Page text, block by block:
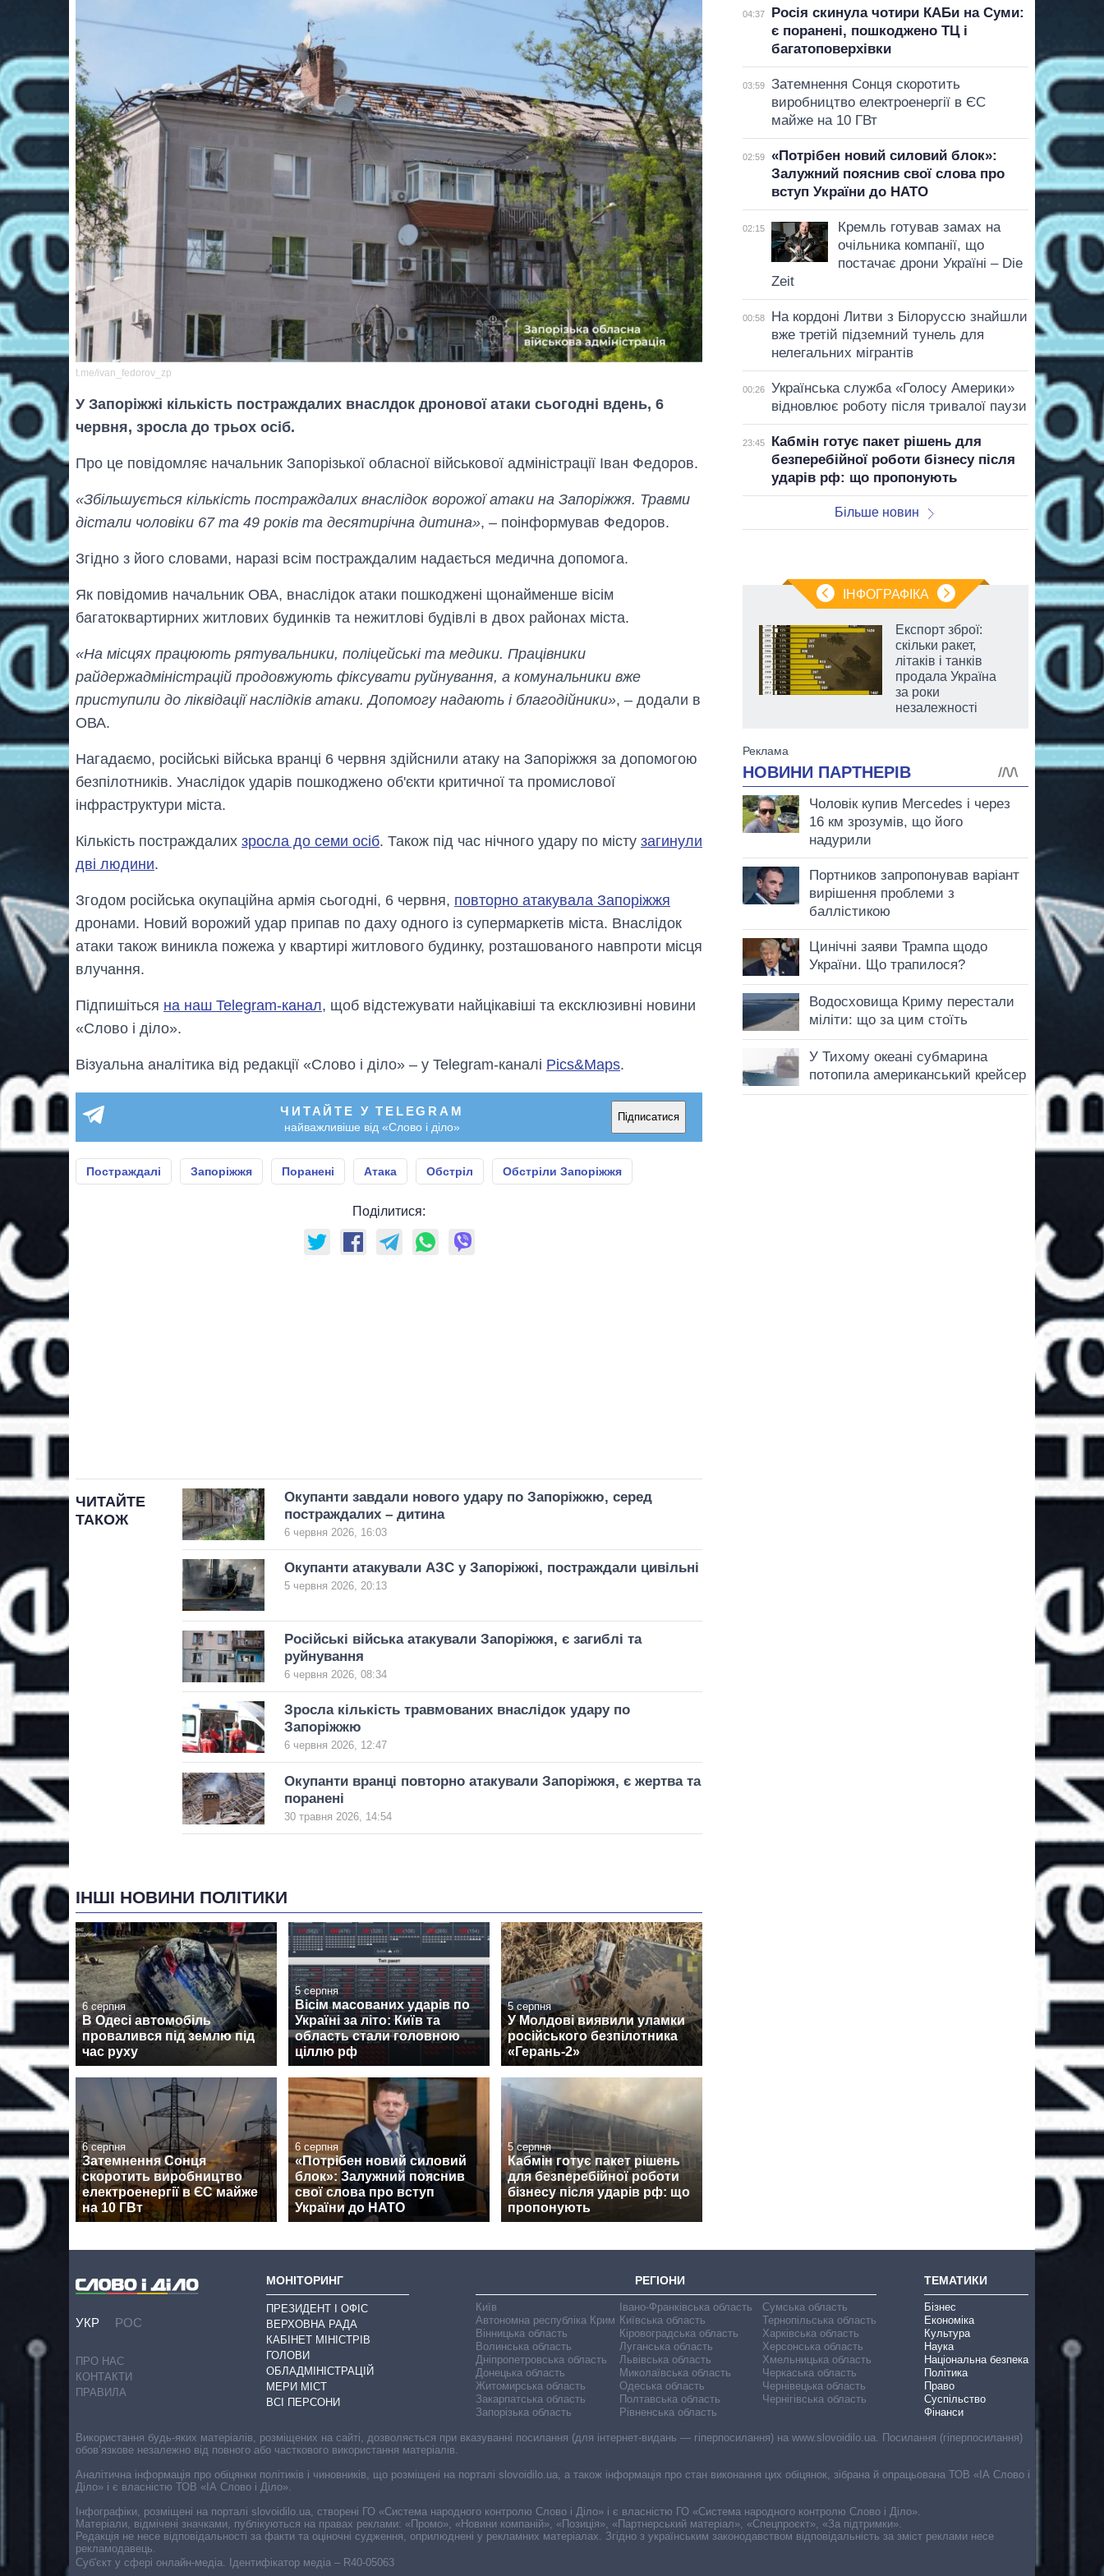
t.me/ivan_fedorov_zp
У Запоріжжі кількість постраждалих внаслдок дронової атаки сьогодні вдень, 6
червня, зросла до трьох осіб.
Про це повідомляє начальник Запорізької обласної військової адміністрації Іван Федоров.
«Збільшується кількість постраждалих внаслідок ворожої атаки на Запоріжжя. Травми
дістали чоловіки 67 та 49 років та десятирічна дитина», – поінформував Федоров.
Згідно з його словами, наразі всім постраждалим надається медична допомога.
Як повідомив начальник ОВА, внаслідок атаки пошкоджені щонайменше вісім
багатоквартирних житлових будинків та нежитлові будівлі в двох районах міста.
«На місцях працюють рятувальники, поліцейські та медики. Працівники
райдержадміністрацій продовжують фіксувати руйнування, а комунальники вже
приступили до ліквідації наслідків атаки. Допомогу надають і благодійники», – додали в
ОВА.
Нагадаємо, російські війська вранці 6 червня здійснили атаку на Запоріжжя за допомогою
безпілотників. Унаслідок ударів пошкоджено об'єкти критичної та промислової
інфраструктури міста.
Кількість постраждалих зросла до семи осіб. Також під час нічного удару по місту загинули
дві людини.
Згодом російська окупаційна армія сьогодні, 6 червня, повторно атакувала Запоріжжя
дронами. Новий ворожий удар припав по даху одного із супермаркетів міста. Внаслідок
атаки також виникла пожежа у квартирі житлового будинку, розташованого навпроти місця
влучання.
Підпишіться на наш Telegram-канал, щоб відстежувати найцікавіші та ексклюзивні новини
«Слово і діло».
Візуальна аналітика від редакції «Слово і діло» – у Telegram-каналі Pics&Maps.
ЧИТАЙТЕ У TELEGRAM
найважливіше від «Слово і діло»
Підписатися
Постраждалі Запоріжжя Поранені Атака Обстріл Обстріли Запоріжжя
Поділитися:
ЧИТАЙТЕ
ТАКОЖ
Окупанти завдали нового удару по Запоріжжю, серед
постраждалих – дитина
6 червня 2026, 16:03
Окупанти атакували АЗС у Запоріжжі, постраждали цивільні
5 червня 2026, 20:13
Російські війська атакували Запоріжжя, є загиблі та
руйнування
6 червня 2026, 08:34
Зросла кількість травмованих внаслідок удару по
Запоріжжю
6 червня 2026, 12:47
Окупанти вранці повторно атакували Запоріжжя, є жертва та
поранені
30 травня 2026, 14:54
ІНШІ НОВИНИ ПОЛІТИКИ
6 серпня
В Одесі автомобіль
провалився під землю під
час руху
5 серпня
Вісім масованих ударів по
Україні за літо: Київ та
область стали головною
ціллю рф
5 серпня
У Молдові виявили уламки
російського безпілотника
«Герань-2»
6 серпня
Затемнення Сонця
скоротить виробництво
електроенергії в ЄС майже
на 10 ГВт
6 серпня
«Потрібен новий силовий
блок»: Залужний пояснив
свої слова про вступ
України до НАТО
5 серпня
Кабмін готує пакет рішень
для безперебійної роботи
бізнесу після ударів рф: що
пропонують
04:37
Росія скинула чотири КАБи на Суми:
є поранені, пошкоджено ТЦ і
багатоповерхівки
03:59
Затемнення Сонця скоротить
виробництво електроенергії в ЄС
майже на 10 ГВт
02:59
«Потрібен новий силовий блок»:
Залужний пояснив свої слова про
вступ України до НАТО
02:15
Кремль готував замах на
очільника компанії, що
постачає дрони Україні – Die
Zeit
00:58
На кордоні Литви з Білоруссю знайшли
вже третій підземний тунель для
нелегальних мігрантів
00:26
Українська служба «Голосу Америки»
відновлює роботу після тривалої паузи
23:45
Кабмін готує пакет рішень для
безперебійної роботи бізнесу після
ударів рф: що пропонують
Більше новин
ІНФОГРАФІКА
початок серпня
Експорт зброї:
скільки ракет,
літаків і танків
продала Україна
за роки
незалежності
УКР РОС
ПРО НАС
КОНТАКТИ
ПРАВИЛА
МОНІТОРИНГ
ПРЕЗИДЕНТ І ОФІС
ВЕРХОВНА РАДА
КАБІНЕТ МІНІСТРІВ
ГОЛОВИ
ОБЛАДМІНІСТРАЦІЙ
МЕРИ МІСТ
ВСІ ПЕРСОНИ
РЕГІОНИ
Київ
Автономна республіка Крим
Вінницька область
Волинська область
Дніпропетровська область
Донецька область
Житомирська область
Закарпатська область
Запорізька область
Івано-Франківська область
Київська область
Кіровоградська область
Луганська область
Львівська область
Миколаївська область
Одеська область
Полтавська область
Рівненська область
Сумська область
Тернопільська область
Харківська область
Херсонська область
Хмельницька область
Черкаська область
Чернівецька область
Чернігівська область
ТЕМАТИКИ
Бізнес
Економіка
Культура
Наука
Національна безпека
Політика
Право
Суспільство
Фінанси
Cуб'єкт у сфері онлайн-медіа. Ідентифікатор медіа – R40-05063
Використання будь-яких матеріалів, розміщених на сайті, дозволяється при вказуванні посилання (для інтернет-видань — гіперпосилання) на www.slovoidilo.ua. Посилання (гіперпосилання)
обов’язкове незалежно від повного або часткового використання матеріалів.
Аналітична інформація про обіцянки політиків і чиновників, що розміщені на порталі slovoidilo.ua, а також інформація про стан виконання цих обіцянок, зібрана й опрацьована ТОВ «ІА Слово і
Діло» і є власністю ТОВ «ІА Слово і Діло».
Інфографіки, розміщені на порталі slovoidilo.ua, створені ГО «Система народного контролю Слово і Діло» і є власністю ГО «Система народного контролю Слово і Діло».
Матеріали, відмічені значками, публікуються на правах реклами: «Промо», «Новини компаній», «Позиція», «Партнерський матеріал», «Спецпроєкт», «За підтримки».
Редакція не несе відповідальності за факти та оціночні судження, оприлюднені у рекламних матеріалах. Згідно з українським законодавством відповідальність за зміст реклами несе
рекламодавець.